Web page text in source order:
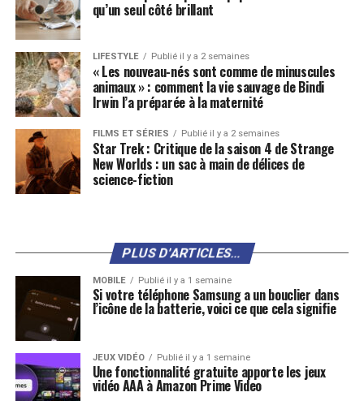
qu’un seul côté brillant
LIFESTYLE Publié il y a 2 semaines
« Les nouveau-nés sont comme de minuscules
animaux » : comment la vie sauvage de Bindi
Irwin l’a préparée à la maternité
FILMS ET SÉRIES Publié il y a 2 semaines
Star Trek : Critique de la saison 4 de Strange
New Worlds : un sac à main de délices de
science-fiction
PLUS D'ARTICLES...
MOBILE Publié il y a 1 semaine
Si votre téléphone Samsung a un bouclier dans
l’icône de la batterie, voici ce que cela signifie
JEUX VIDÉO Publié il y a 1 semaine
Une fonctionnalité gratuite apporte les jeux
vidéo AAA à Amazon Prime Video